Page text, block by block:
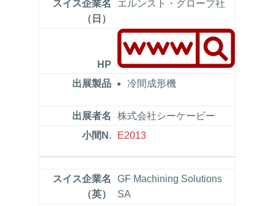
エルンスト・グローブ社
冷間成形機
株式会社シーケービー
E2013
GF Machining Solutions
SA